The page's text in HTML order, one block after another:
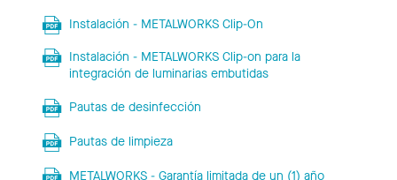
Instalación - METALWORKS Clip-On
Instalación - METALWORKS Clip-on para la
integración de luminarias embutidas
Pautas de desinfección
Pautas de limpieza
METALWORKS - Garantía limitada de un (1) año